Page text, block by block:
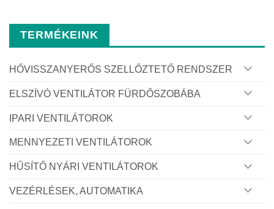
TERMÉKEINK
HŐVISSZANYERŐS SZELLŐZTETŐ RENDSZER
ELSZÍVÓ VENTILÁTOR FÜRDŐSZOBÁBA
IPARI VENTILÁTOROK
MENNYEZETI VENTILÁTOROK
HŰSÍTŐ NYÁRI VENTILÁTOROK
VEZÉRLÉSEK, AUTOMATIKA